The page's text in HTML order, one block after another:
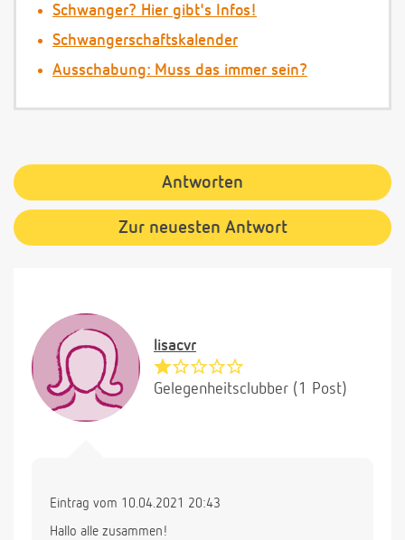
Schwanger? Hier gibt's Infos!
Schwangerschaftskalender
Ausschabung: Muss das immer sein?
Antworten
Zur neuesten Antwort
lisacvr
Gelegenheitsclubber (1 Post)
Eintrag vom 10.04.2021 20:43
Hallo alle zusammen!